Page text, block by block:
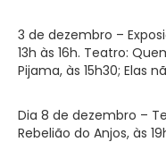
3 de dezembro –
13h às 16h. Teatro:
Pijama, às 15h30; Elas
Dia 8 de dezembro –
Rebelião do Anjos, às